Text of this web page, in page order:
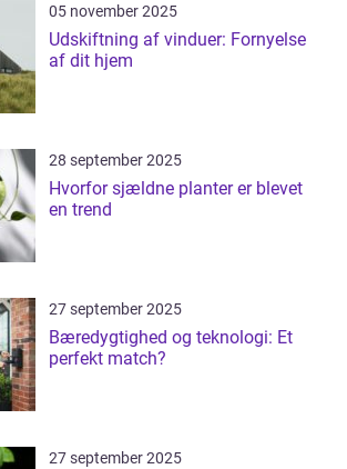
05 november 2025
Udskiftning af vinduer: Fornyelse
af dit hjem
28 september 2025
Hvorfor sjældne planter er blevet
en trend
27 september 2025
Bæredygtighed og teknologi: Et
perfekt match?
27 september 2025